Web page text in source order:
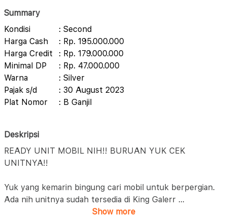
Summary
Kondisi
: Second
Harga Cash
: Rp. 195.000.000
Harga Credit
: Rp. 179.000.000
Minimal DP
: Rp. 47.000.000
Warna
: Silver
Pajak s/d
: 30 August 2023
Plat Nomor
: B Ganjil
Deskripsi
READY UNIT MOBIL NIH!! BURUAN YUK CEK
UNITNYA!!
Yuk yang kemarin bingung cari mobil untuk berpergian.
Ada nih unitnya sudah tersedia di King Galerr ...
Show more